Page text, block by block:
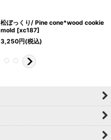
松ぼっくり/ Pine cone*wood cookie
mold [xc187]
3,250円(税込)